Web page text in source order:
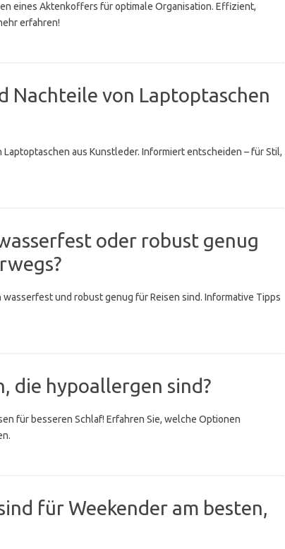
eines Aktenkoffers für optimale Organisation. Effizient,
erfahren!
Nachteile von Laptoptaschen
aus Kunstleder. Informiert entscheiden – für Stil,
oder robust genug
und robust genug für Reisen sind. Informative Tipps
die hypoallergen sind?
für besseren Schlaf! Erfahren Sie, welche Optionen
für Weekender am besten,